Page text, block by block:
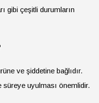
gibi çeşitli durumların
ve şiddetine bağlıdır.
uyulması önemlidir.